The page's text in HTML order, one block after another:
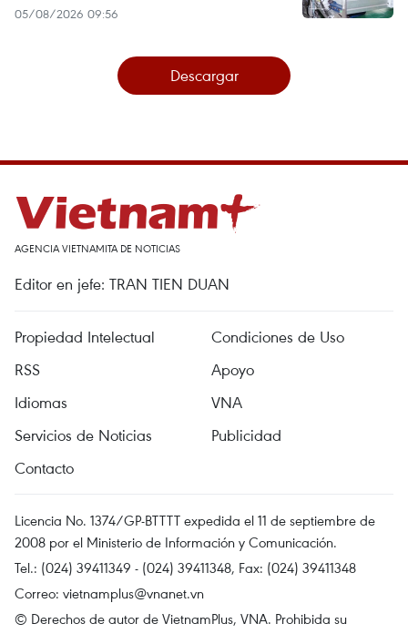
05/08/2026 09:56
Descargar
AGENCIA VIETNAMITA DE NOTICIAS
Editor en jefe: TRAN TIEN DUAN
Propiedad Intelectual
Condiciones de Uso
RSS
Apoyo
Idiomas
VNA
Servicios de Noticias
Publicidad
Contacto
Licencia No. 1374/GP-BTTTT expedida el 11 de septiembre de
2008 por el Ministerio de Información y Comunicación.
Tel.: (024) 39411349 - (024) 39411348, Fax: (024) 39411348
Correo: vietnamplus@vnanet.vn
© Derechos de autor de VietnamPlus, VNA. Prohibida su